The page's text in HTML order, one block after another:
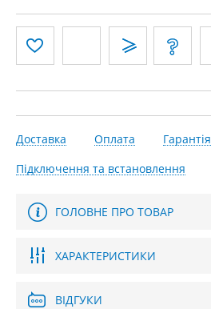
Доставка Оплата
Гарантія
Підключення та встановлення
ГОЛОВНЕ ПРО ТОВАР
ХАРАКТЕРИСТИКИ
ВІДГУКИ